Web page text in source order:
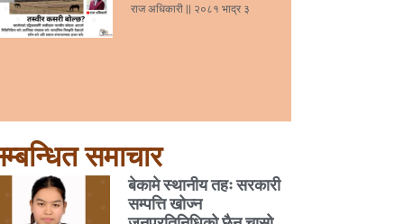
राज अधिकारी २०८१ भाद्र ३
समाचार
बेकामे स्थानीय तहः सरकारी
सम्पत्ति खोज्न